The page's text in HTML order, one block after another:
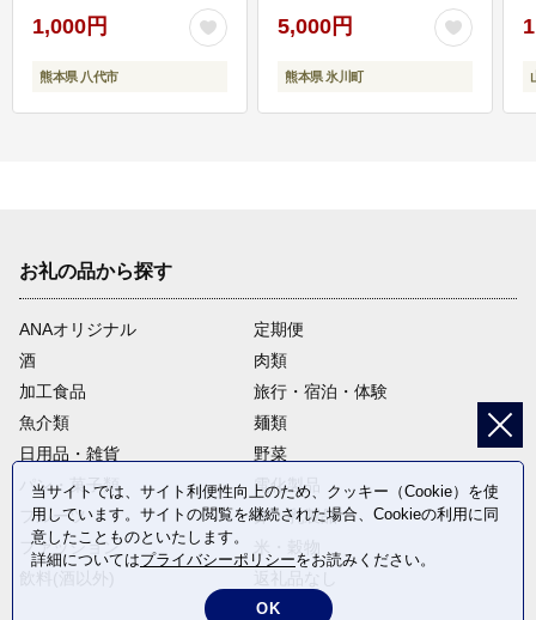
1,000円
熊本県 八代市
5,000円
熊本県 氷川町
お礼の品から探す
ANAオリジナル
定期便
酒
肉類
加工食品
旅行・宿泊・体験
魚介類
麺類
日用品・雑貨
野菜
パン・菓子類
電化製品
フルーツ
卵・乳製品
ファッション
当サイトでは、サイト利便性向上のため、クッキー（Cookie）を使
用しています。サイトの閲覧を継続された場合、Cookieの利用に同
意したことものといたします。
詳細についてはプライバシーポリシーをお読みください。
OK